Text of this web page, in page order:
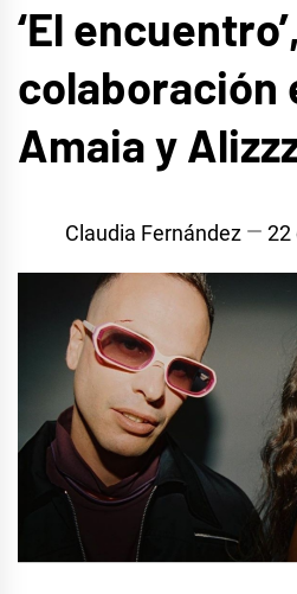
‘El
colaboración
Amaia y
Claudia Fernández 22